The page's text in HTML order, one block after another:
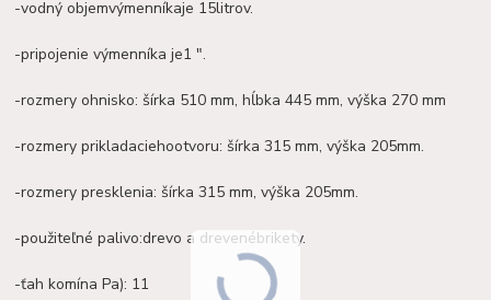
-vodnýobjemvýmenníkaje 15litrov.
-pripojenievýmenníka je1 ".
-rozmeryohnisko: šírka 510 mm, hĺbka445 mm, výška 270 mm
-rozmeryprikladaciehootvoru: šírka315 mm, výška 205mm.
-rozmerypresklenia: šírka315 mm, výška 205mm.
-použiteľnépalivo:drevo a drevenébrikety.
-ťahkomínaPa): 11